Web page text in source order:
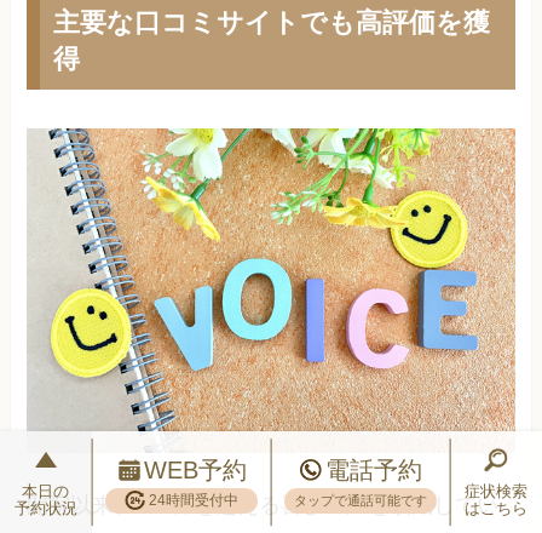
主要な口コミサイトでも高評価を獲
得
開院以来、150件を超える喜びの声を頂戴してい
本日の
予約状況
WEB予約
24時間受付中
電話予約
タップで通話可能です
症状検索
はこちら